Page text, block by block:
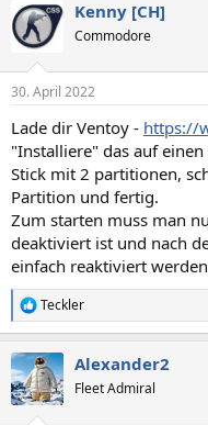
Kenny [CH]
Commodore
30. April 2022
Lade dir Ventoy - https://
"Installiere" das auf
Stick mit 2 partitionen,
Partition und fertig.
Zum starten muss man
deaktiviert ist und nach
einfach reaktiviert
R
e
k
t
i
Teckler
Alexander2
Fleet Admiral